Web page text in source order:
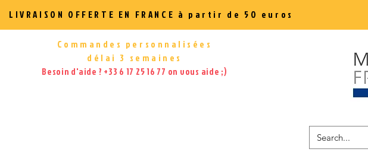
LIVRAISON OFFERTE EN FRANCE à partir de 50 euros
Commandes personnalisées
délai 3 semaines
Besoin d'aide ? +33 6 17 25 16 77 on vous aide ;)